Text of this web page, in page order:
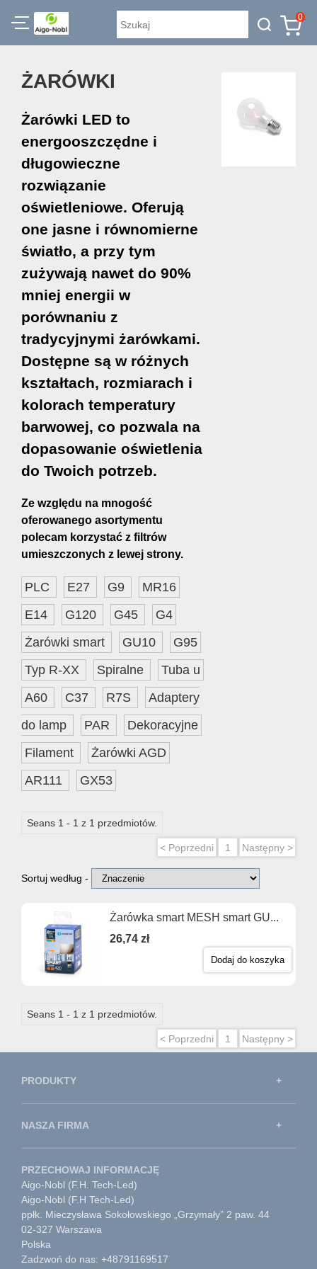
0
ŻARÓWKI
Żarówki LED to
energooszczędne i
długowieczne
rozwiązanie
oświetleniowe. Oferują
one jasne i równomierne
światło, a przy tym
zużywają nawet do 90%
mniej energii w
porównaniu z
tradycyjnymi żarówkami.
Dostępne są w różnych
kształtach, rozmiarach i
kolorach temperatury
barwowej, co pozwala na
dopasowanie oświetlenia
do Twoich potrzeb.
Ze względu na mnogość
oferowanego asortymentu
polecam korzystać z filtrów
umieszczonych z lewej strony.
PLC E27 G9
MR16
E14
G120 G45
G4
Żarówki smart
GU10
G95
Typ R-XX
Spiralne
Tuba u
A60
C37 R7S
Adaptery
do lamp
PAR
Dekoracyjne
Filament
Żarówki AGD
AR111
GX53
Seans 1 - 1 z 1 przedmiotów.
< Poprzedni 1 Następny >
Sortuj według -
Żarówka smart MESH smart GU...
26,74 zł
Dodaj do koszyka
Seans 1 - 1 z 1 przedmiotów.
< Poprzedni 1 Następny >
PRODUKTY
NASZA FIRMA
PRZECHOWAJ INFORMACJĘ
Aigo-Nobl (F.H. Tech-Led)
Aigo-Nobl (F.H Tech-Led)
ppłk. Mieczysława Sokołowskiego „Grzymały” 2 paw. 44
02-327 Warszawa
Polska
Zadzwoń do nas: +48791169517